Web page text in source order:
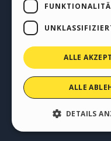
Copyright ©
Diese Seite
Verhalten
ALLE
ALLE
DETAILS